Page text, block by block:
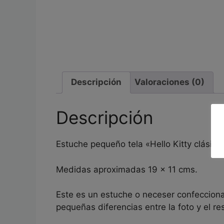
Descripción Valoraciones (0)
Descripción
Estuche pequeño tela «Hello Kitty clásico
Medidas aproximadas 19 x 11 cms.
Este es un estuche o neceser
pequeñas diferencias entre la foto y el